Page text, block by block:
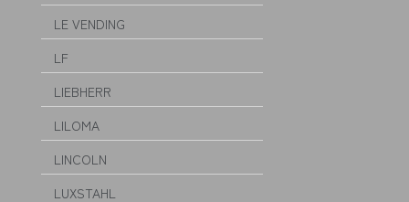
LE VENDING
LF
LIEBHERR
LILOMA
LINCOLN
LUXSTAHL